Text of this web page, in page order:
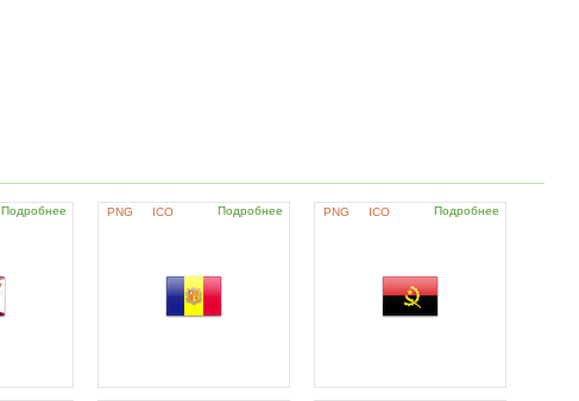
Подробнее PNG ICO Подробнее PNG ICO Подробнее